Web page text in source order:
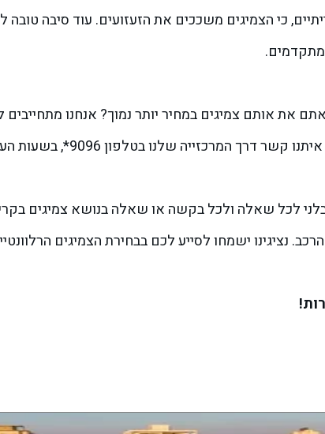
כי הצמיגים משככים את הזעזועים. עוד סיבה
את אותם צמיגים במחיר יותר נמוך? אנחנו
שלנו בטלפון 9096*, בשעות העבודה הרגילות.
מקיף וסבלני לכל שאלה ולכל בקשה או שאלה בנושא צמיגים
נציגינו ישמחו לסייע לכם בבחירת הצמיגים